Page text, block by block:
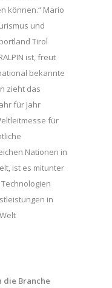
können.“ Mario
und
Tirol
ist, freut
bekannte
zieht das
für Jahr
für
Nationen in
ist es mitunter
in
Branche